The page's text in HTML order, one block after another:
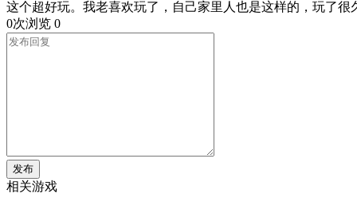
这个超好玩。我老喜欢玩了，自己家里人也是这样的，玩了很
0次浏览 0
发布
相关游戏